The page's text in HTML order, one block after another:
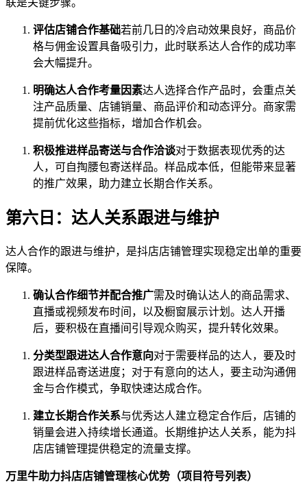
评估店铺合作基础若前几日的冷启动效果良好，商品价
格与佣金设置具备吸引力，此时联系达人合作的成功率
会大幅提升。
明确达人合作考量因素达人选择合作产品时，会重点关
注产品质量、店铺销量、商品评价和动态评分。商家需
提前优化这些指标，增加合作机会。
积极推进样品寄送与合作洽谈对于数据表现优秀的达
人，可自掏腰包寄送样品。样品成本低，但能带来显著
的推广效果，助力建立长期合作关系。
第六日：达人关系跟进与维护
达人合作的跟进与维护，是抖店店铺管理实现稳定出单的重要
保障。
确认合作细节并配合推广需及时确认达人的商品需求、
直播或视频发布时间，以及橱窗展示计划。达人开播
后，要积极在直播间引导观众购买，提升转化效果。
分类型跟进达人合作意向对于需要样品的达人，要及时
跟进样品寄送进度；对于有意向的达人，要主动沟通佣
金与合作模式，争取快速达成合作。
建立长期合作关系与优秀达人建立稳定合作后，店铺的
销量会进入持续增长通道。长期维护达人关系，能为抖
店店铺管理提供稳定的流量支撑。
万里牛助力抖店店铺管理核心优势（项目符号列表）